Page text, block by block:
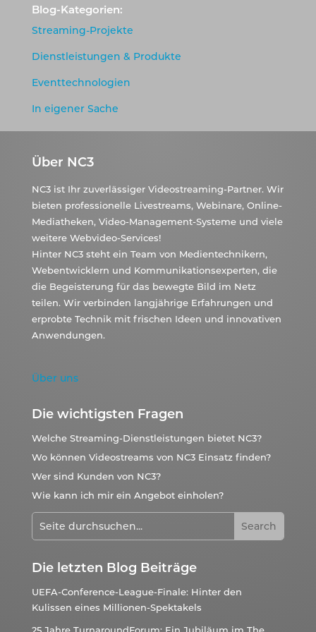
Blog-Kategorien:
Streaming-Projekte
Dienstleistungen & Produkte
Eventtechnologien
In eigener Sache
Über NC3
NC3 ist Ihr zuverlässiger Videostreaming-Partner. Wir
bieten professionelle Livestreams, Webinare, Online-
Mediatheken, Video-Management-Systeme und viele
weitere Webvideo-Services!
Hinter NC3 steht ein Team von Medientechnikern,
Webentwicklern und Kommunikationsexperten, die
die Begeisterung für das bewegte Bild im Netz
teilen. Wir verbinden langjährige Erfahrungen und
erprobte Technik mit frischen Ideen und innovativen
Anwendungen.
Über uns
Die wichtigsten Fragen
Welche Streaming-Dienstleistungen bietet NC3?
Wo können Videostreams von NC3 Einsatz finden?
Wer sind Kunden von NC3?
Wie kann ich mir ein Angebot einholen?
Die letzten Blog Beiträge
UEFA-Conference-League-Finale: Hinter den
Kulissen eines Millionen-Spektakels